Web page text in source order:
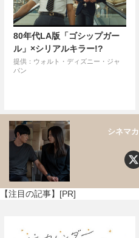
80年代LA版「ゴシップガー
ル」×シリアルキラー!?
提供：ウォルト・ディズニー・ジャ
パン
シネマ
【注目の記事】[PR]